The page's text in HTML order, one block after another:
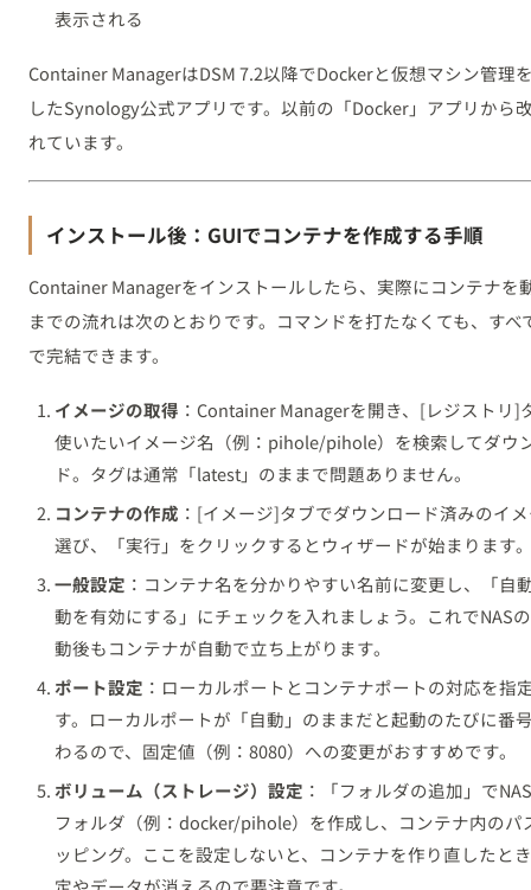
表示される
Container ManagerはDSM 7.2以降でDockerと仮想マシン管理
したSynology公式アプリです。以前の「Docker」アプリから
れています。
インストール後：GUIでコンテナを作成する手順
Container Managerをインストールしたら、実際にコンテナを
までの流れは次のとおりです。コマンドを打たなくても、すべ
で完結できます。
イメージの取得 ：Container Managerを開き、[レジストリ]
使いたいイメージ名（例：pihole/pihole）を検索してダウ
ド。タグは通常「latest」のままで問題ありません。
コンテナの作成 ：[イメージ]タブでダウンロード済みのイ
選び、「実行」をクリックするとウィザードが始まります
一般設定 ：コンテナ名を分かりやすい名前に変更し、「自
動を有効にする」にチェックを入れましょう。これでNAS
動後もコンテナが自動で立ち上がります。
ポート設定 ：ローカルポートとコンテナポートの対応を指
す。ローカルポートが「自動」のままだと起動のたびに番
わるので、固定値（例：8080）への変更がおすすめです。
ボリューム（ストレージ）設定 ：「フォルダの追加」で
フォルダ（例：docker/pihole）を作成し、コンテナ内のパ
ッピング。ここを設定しないと、コンテナを作り直したと